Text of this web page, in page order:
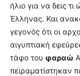
ήλιο για να δεις
Έλληνας. Και
γεγονός ότι οι
αιγυπτιακή
τάφο του φαραώ
πειραματίστηκαν